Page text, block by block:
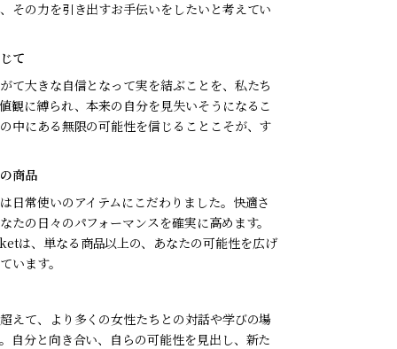
その力を引き出すお手伝いをしたいと考えてい
て
て大きな自信となって実を結ぶことを、私たち
観に縛られ、本来の自分を見失いそうになるこ
中にある無限の可能性を信じることこそが、す
商品
日常使いのアイテムにこだわりました。快適さ
たの日々のパフォーマンスを確実に高めます。
、単なる商品以上の、あなたの可能性を広げ
います。
えて、より多くの女性たちとの対話や学びの場
自分と向き合い、自らの可能性を見出し、新た